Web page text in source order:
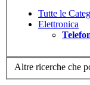
Tutte le
Elettronica
Altre ricerche che